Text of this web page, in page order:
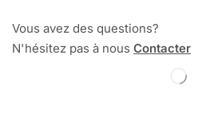
Vous avez des questions?
N'hésitez pas à nous Contacter